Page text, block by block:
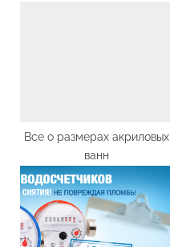
Все о размерах акриловых
ванн